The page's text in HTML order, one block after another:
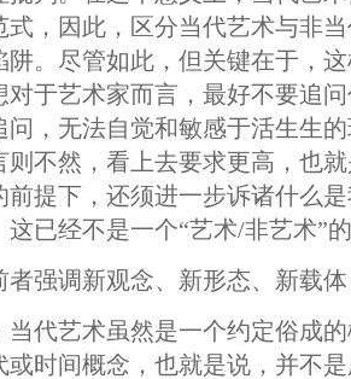
式，因此，区分当代艺术与非
阱。尽管如此，但关键在于，
对于艺术家而言，最好不要追
问，无法自觉和敏感于活生生
则不然，看上去要求更高，也
前提下，还须进一步诉诸什么
这已经不是一个“艺术/非艺术”
调新观念、新形态、新载体
艺术虽然是一个约定俗成的
或时间概念，也就是说，并不